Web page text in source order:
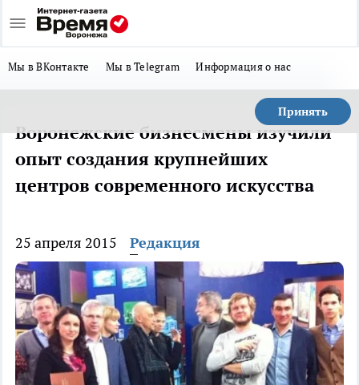
Мы в ВКонтакте Мы в Telegram Информация о нас
Принять
Воронежские бизнесмены изучили
опыт создания крупнейших
центров современного искусства
25 апреля 2015 Редакция